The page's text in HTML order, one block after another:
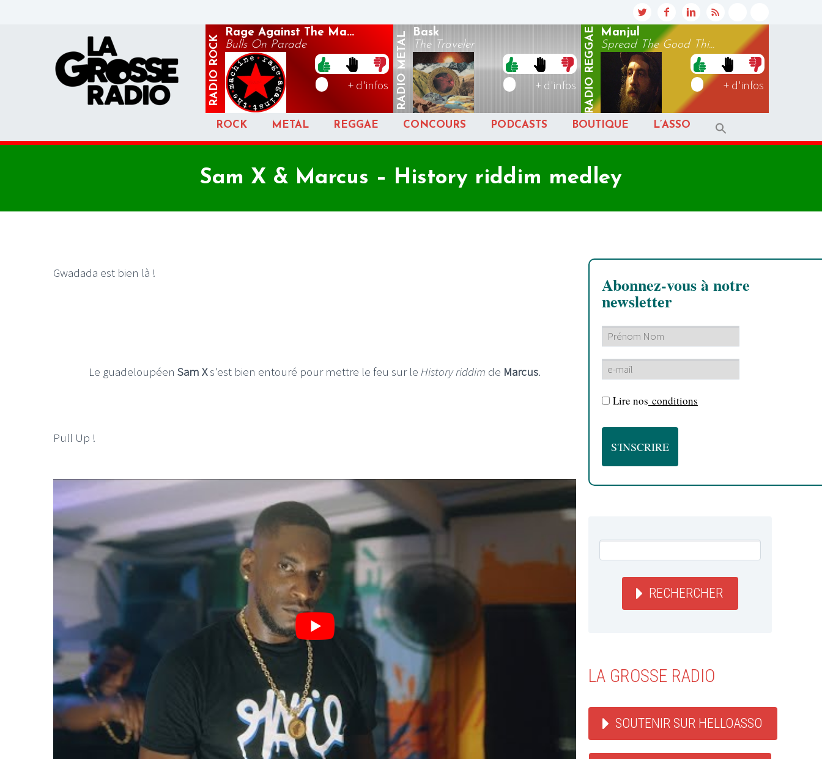
RADIO
ROCK
Rage Against The Ma...
Bulls On Parade
+ d'infos RADIO
METAL Bask
The Traveler
+ d'infos RADIO
REGGAE
Manjul
Spread The Good Thi...
+ d'infos
ROCK METAL REGGAE CONCOURS PODCASTS BOUTIQUE L’ASSO
Sam X & Marcus – History riddim medley
Gwadada est bien là !
Le guadeloupéen Sam Xs'est bien entouré pour mettre le feu sur le History riddim de Marcus.
Pull Up !
Abonnez-vous à notre
newsletter
Lire nos conditions
RECHERCHER
LA GROSSE RADIO
SOUTENIR SUR HELLOASSO